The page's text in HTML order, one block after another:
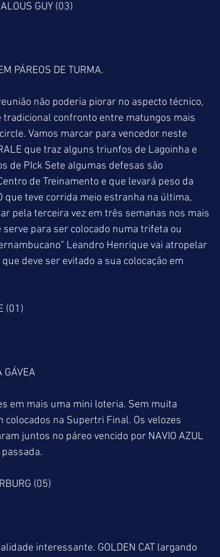
GUY (03)
PÁREOS DE TURMA.
não poderia piorar no aspecto técnico,
confronto entre matungos mais
Vamos marcar para vencedor neste
que traz alguns triunfos de Lagoinha e
de PIck Sete algumas defesas são
de Treinamento e que levará peso da
que teve corrida meio estranha na última,
pela terceira vez em três semanas nos mais
para ser colocado numa trifeta ou
Leandro Henrique vai atropelar
deve ser evitado a sua colocação em
(01)
GÁVEA
em mais uma mini loteria. Sem muita
na Supertri Final. Os velozes
juntos no páreo vencido por NAVIO AZUL
(05)
interessante. GOLDEN CAT largando